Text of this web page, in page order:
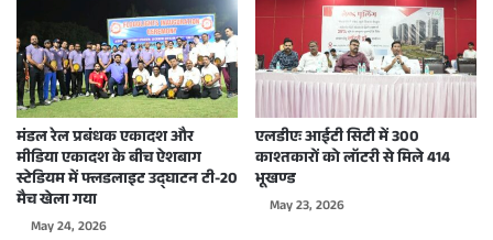
मंडल रेल प्रबंधक एकादश और
मीडिया एकादश के बीच ऐशबाग
स्टेडियम में फ्लडलाइट उद्घाटन टी-20
मैच खेला गया
May 24, 2026
एलडीएः आईटी सिटी में 300
काश्तकारों को लॉटरी से मिले 414
भूखण्ड
May 23, 2026